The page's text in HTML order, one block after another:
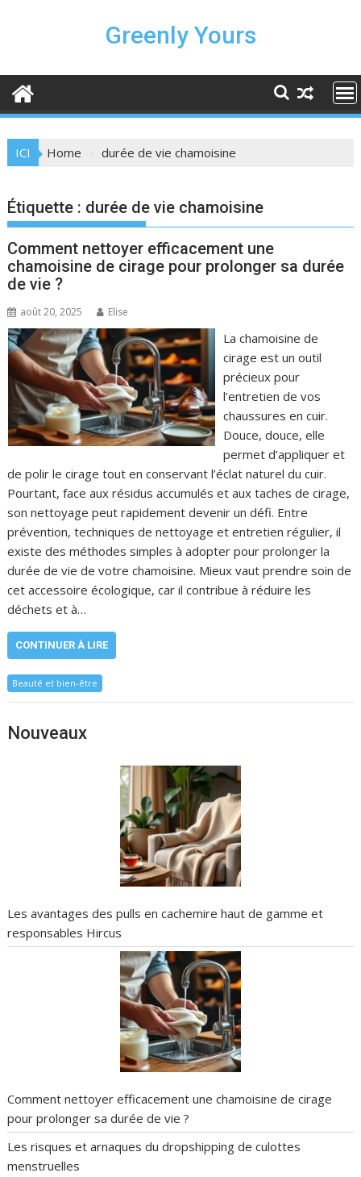
Greenly Yours
ICI Home durée de vie chamoisine
Étiquette : durée de vie chamoisine
Comment nettoyer efficacement une
chamoisine de cirage pour prolonger sa durée
de vie ?
août 20, 2025 Elise
La chamoisine de
cirage est un outil
précieux pour
l’entretien de vos
chaussures en cuir.
Douce, douce, elle
permet d’appliquer et
de polir le cirage tout en conservant l’éclat naturel du cuir.
Pourtant, face aux résidus accumulés et aux taches de cirage,
son nettoyage peut rapidement devenir un défi. Entre
prévention, techniques de nettoyage et entretien régulier, il
existe des méthodes simples à adopter pour prolonger la
durée de vie de votre chamoisine. Mieux vaut prendre soin de
cet accessoire écologique, car il contribue à réduire les
déchets et à…
CONTINUER À LIRE
Beauté et bien-être
Nouveaux
Les avantages des pulls en cachemire haut de gamme et
responsables Hircus
Comment nettoyer efficacement une chamoisine de cirage
pour prolonger sa durée de vie ?
Les risques et arnaques du dropshipping de culottes
menstruelles